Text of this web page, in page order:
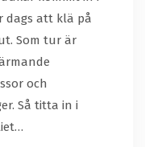
dags att klä på
Som tur är
och
Så titta in i